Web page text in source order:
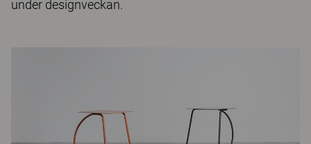
under designveckan.